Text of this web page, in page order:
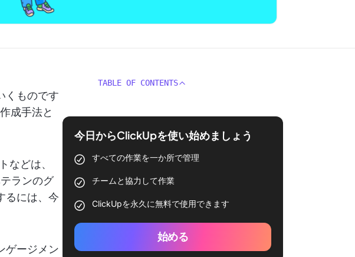
くものです
成手法と
などは、
ランのグ
るには、今
ゲージメン
TABLE OF CONTENTS
今日からClickUpを使い始めましょう
すべての作業を一か所で管理
チームと協力して作業
ClickUpを永久に無料で使用できます
始める